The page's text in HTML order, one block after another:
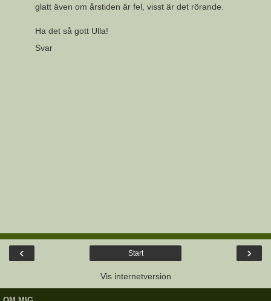
glatt även om årstiden är fel, visst är det rörande.
Ha det så gott Ulla!
Svar
‹ ›
Start
Vis internetversion